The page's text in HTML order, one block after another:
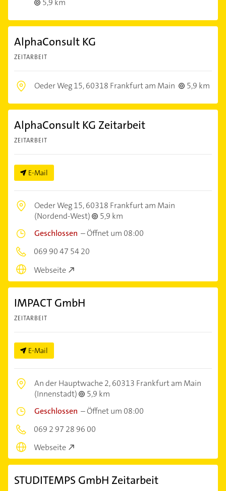
5,9 km
AlphaConsult KG
ZEITARBEIT
Oeder Weg 15,60318 Frankfurt am Main 5,9 km
AlphaConsult KG Zeitarbeit
ZEITARBEIT
E-Mail
Oeder Weg 15,60318 Frankfurt am Main
(Nordend-West)
5,9 km
Geschlossen –Öffnet um 08:00
069 90 47 54 20
Webseite
IMPACT GmbH
ZEITARBEIT
E-Mail
An der Hauptwache 2,60313 Frankfurt am Main
(Innenstadt)
5,9 km
Geschlossen –Öffnet um 08:00
069 2 97 28 96 00
Webseite
STUDITEMPS GmbH Zeitarbeit